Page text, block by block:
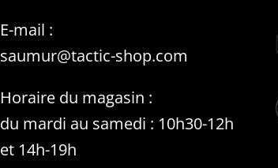
E-mail :
saumur@tactic-shop.com
Horaire du magasin :
du mardi au samedi : 10h30-12h
et 14h-19h